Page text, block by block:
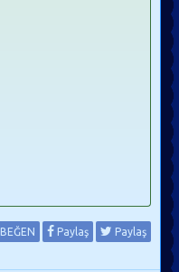
BEĞEN Paylaş Paylaş